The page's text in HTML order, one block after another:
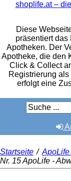
shoplife.at –
Diese
präsentiert das
Apotheken. Der
Apotheke, die den
Click & Collect
Registrierung
erfolgt eine
Startseite / ApoLife
Nr. 15 ApoLife -